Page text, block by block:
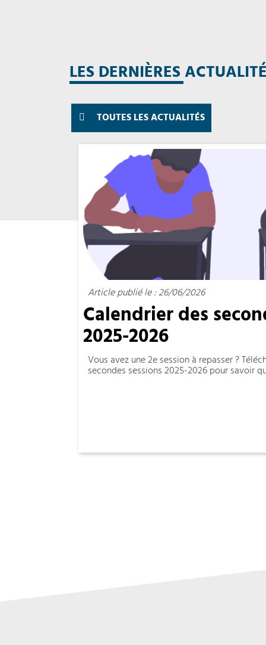
LES DERNIÈRES
TOUTES LES ACTUALITÉS
Article publié le : 26/06/2026
Calendrier des
2025-2026
Vous avez une 2e session à repasser ?
secondes sessions 2025-2026 pour savoir